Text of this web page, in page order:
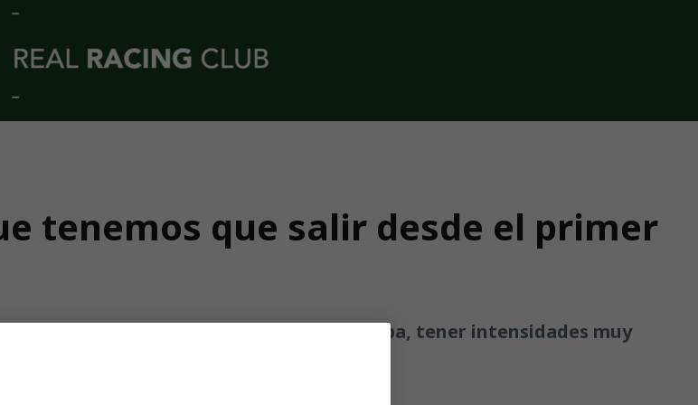
tenemos que salir desde el primer
que salir con todo, apretarles arriba, tener intensidades muy
altas"